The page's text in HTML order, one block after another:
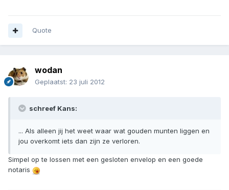
Quote
wodan
Geplaatst: 23 juli 2012
schreef Kans:
... Als alleen jij het weet waar wat gouden munten liggen en
jou overkomt iets dan zijn ze verloren.
Simpel op te lossen met een gesloten envelop en een goede
notaris